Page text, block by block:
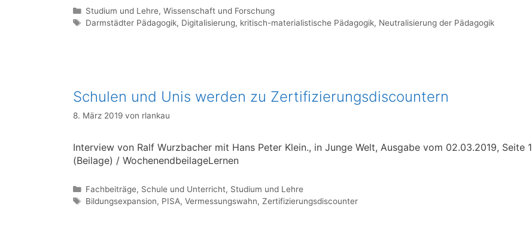
Kategorien
Studium und Lehre,Wissenschaft und Forschung
Schlagwörter
Darmstädter Pädagogik, Digitalisierung, kritisch-materialistische Pädagogik, Neutralisierung der Pädagogik
Schulen und Unis werden zu Zertifizierungsdiscountern
8. März 2019 von rlankau
Interview von Ralf Wurzbacher mit Hans Peter Klein., in Junge Welt, Ausgabe vom 02.03.2019, Seite 1
(Beilage) / WochenendbeilageLernen
Kategorien
Fachbeiträge, Schule und Unterricht, Studium und Lehre
Schlagwörter
Bildungsexpansion, PISA,Vermessungswahn,Zertifizierungsdiscounter